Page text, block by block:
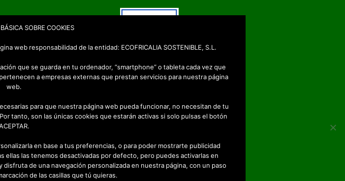
Videos
SOBRE COOKIES
web responsabilidad de la entidad: ECOFRICALIA SOSTENIBLE, S.L.
que se guarda en tu ordenador, “smartphone” o tableta cada vez que
a empresas externas que prestan servicios para nuestra página
web.
para que nuestra página web pueda funcionar, no necesitan de tu
tanto, son las únicas cookies que estarán activas si solo pulsas el botón
en base a tus preferencias, o para poder mostrarte publicidad
ellas las tenemos desactivadas por defecto, pero puedes activarlas en
disfruta de una navegación personalizada en nuestra página, con un paso
de las casillas que tú quieras.